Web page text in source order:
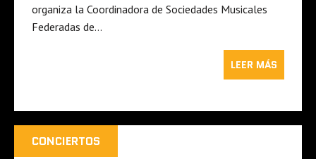
organiza la Coordinadora de Sociedades Musicales
Federadas de…
LEER MÁS
CONCIERTOS